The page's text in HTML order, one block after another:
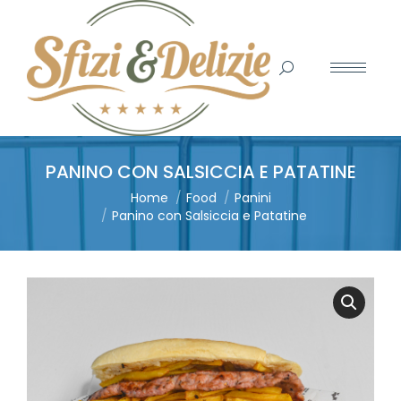
Search:
PANINO CON SALSICCIA E PATATINE
Home Food
Panini
Panino con Salsiccia e Patatine